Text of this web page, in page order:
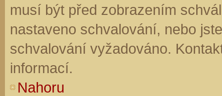
musí být před zobrazením
nastaveno schvalování, nebo
schvalování vyžadováno.
informací.
Nahoru